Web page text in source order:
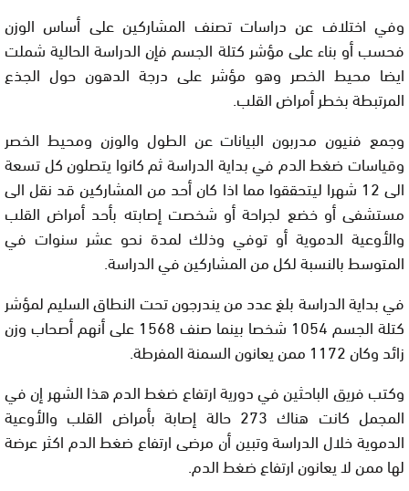
وفي اختلاف عن دراسات تصنف المشاركين على أساس الوزن
فحسب أو بناء على مؤشر كتلة الجسم فإن الدراسة الحالية شملت
ايضا محيط الخصر وهو مؤشر على درجة الدهون حول الجذع
المرتبطة بخطر أمراض القلب.
وجمع فنيون مدربون البيانات عن الطول والوزن ومحيط الخصر
وقياسات ضغط الدم في بداية الدراسة ثم كانوا يتصلون كل تسعة
الى 12 شهرا ليتحققوا مما اذا كان أحد من المشاركين قد نقل الى
مستشفى أو خضع لجراحة أو شخصت إصابته بأحد أمراض القلب
والأوعية الدموية أو توفي وذلك لمدة نحو عشر سنوات في
المتوسط بالنسبة لكل من المشاركين في الدراسة.
في بداية الدراسة بلغ عدد من يندرجون تحت النطاق السليم لمؤشر
كتلة الجسم 1054 شخصا بينما صنف 1568 على أنهم أصحاب وزن
زائد وكان 1172 ممن يعانون السمنة المفرطة.
وكتب فريق الباحثين في دورية ارتفاع ضغط الدم هذا الشهر إن في
المجمل كانت هناك 273 حالة إصابة بأمراض القلب والأوعية
الدموية خلال الدراسة وتبين أن مرضى ارتفاع ضغط الدم اكثر عرضة
لها ممن لا يعانون ارتفاع ضغط الدم.